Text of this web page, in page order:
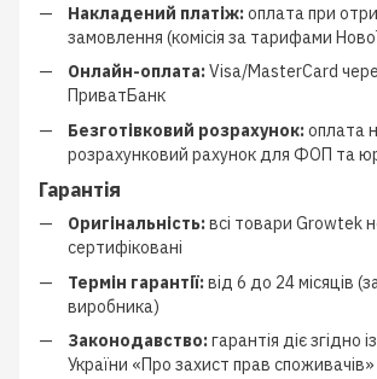
Накладений платіж:оплата при
замовлення (комісія за тарифами
Онлайн-оплата:Visa/MasterCard
ПриватБанк
Безготівковий розрахунок:оплата
розрахунковий рахунок для ФОП та
Гарантія
Оригінальність:всі товари Growtek
сертифіковані
Термін гарантії:від 6 до 24 місяців
виробника)
Законодавство:гарантія діє згідно
України «Про захист прав споживачів»